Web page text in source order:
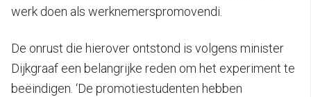
werk doen als werknemerspromovendi.
De onrust die hierover ontstond is volgens minister
Dijkgraaf een belangrijke reden om het experiment te
beëindigen. ‘De promotiestudenten hebben